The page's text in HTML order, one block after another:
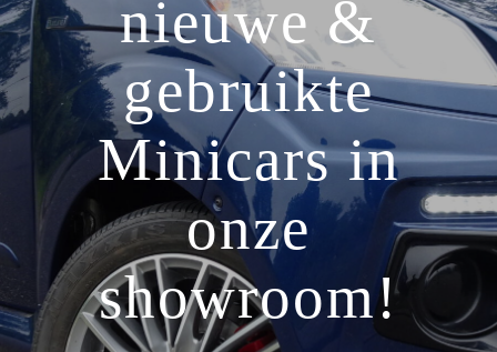
nieuwe &
gebruikte
Minicars in
onze
showroom!